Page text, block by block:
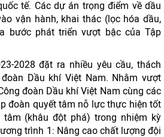
tế. Các dự án trọng điểm về dầu
vận hành, khai thác (lọc hóa dầu,
bước phát triển vượt bậc của Tập
2028 đặt ra nhiều yêu cầu, thách
Dầu khí Việt Nam. Nhằm vượt
đoàn Dầu khí Việt Nam cùng các
đoàn quyết tâm nỗ lực thực hiện tốt
(khâu đột phá) trong nhiệm kỳ
trình 1: Nâng cao chất lượng đội